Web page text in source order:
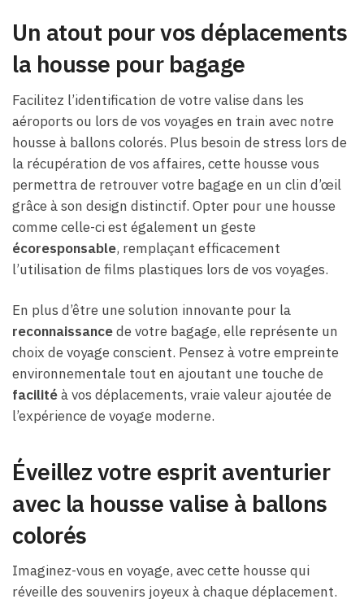
Un atout pour vos déplacements
la housse pour bagage
Facilitez l’identification de votre valise dans les
aéroports ou lors de vos voyages en train avec notre
housse à ballons colorés. Plus besoin de stress lors de
la récupération de vos affaires, cette housse vous
permettra de retrouver votre bagage en un clin d’œil
grâce à son design distinctif. Opter pour une housse
comme celle-ci est également un geste
écoresponsable, remplaçant efficacement
l’utilisation de films plastiques lors de vos voyages.
En plus d’être une solution innovante pour la
reconnaissancede votre bagage, elle représente un
choix de voyage conscient. Pensez à votre empreinte
environnementale tout en ajoutant une touche de
facilitéà vos déplacements, vraie valeur ajoutée de
l’expérience de voyage moderne.
Éveillez votre esprit aventurier
avec la housse valise à ballons
colorés
Imaginez-vous en voyage, avec cette housse qui
réveille des souvenirs joyeux à chaque déplacement.